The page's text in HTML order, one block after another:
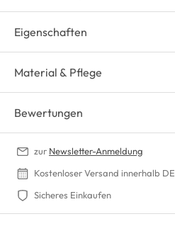
Eigenschaften
Material & Pflege
Bewertungen
zur Newsletter-Anmeldung
Kostenloser Versand innerhalb DE
Sicheres Einkaufen